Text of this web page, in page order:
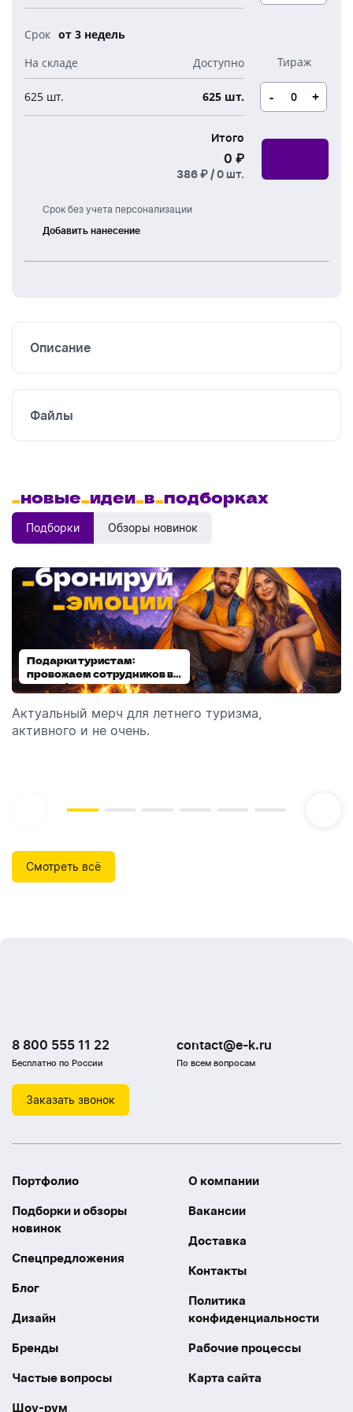
Детские наборы и подарки
Мерч Союзмультфильм
Новогодние сладости
Вязанная одежда
Новогодняя упаковка
от 3 недель
625 шт. 625 шт. - +
Срок без учета персонализации
Добавить нанесение
Шелкография
печать
Итого
0 ₽
386 ₽ /0 шт.
Описание
Файлы
_новые_идеи_в_подборках
Подборки Обзоры новинок
Подарки туристам:
провожаем сотрудников в
отпуск!
Актуальный мерч для летнего туризма,
активного и не очень.
Диспенсеры для мыла:
выбираем модель
Обзор автоматических диспенсеров для мыла,
которые идеально подходят для брендирования.
Смотреть всё
8 800 555 11 22
Бесплатно по России
contact@e-k.ru
По всем вопросам
Заказать звонок
Портфолио
Подборки и обзоры
новинок
Спецпредложения
Блог
Дизайн
Бренды
Частые вопросы
Шоу-рум
О компании
Вакансии
Доставка
Контакты
Политика
конфиденциальности
Рабочие процессы
Карта сайта